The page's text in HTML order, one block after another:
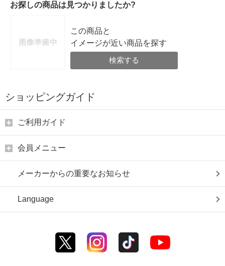
お探しの商品は見つかりましたか?
この商品と
イメージが近い商品を探す
検索する
ショッピングガイド
ご利用ガイド
会員メニュー
メーカーからの重要なお知らせ
Language